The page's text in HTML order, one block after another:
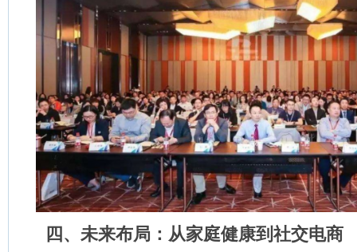
四、未来布局：从家庭健康到社交电商